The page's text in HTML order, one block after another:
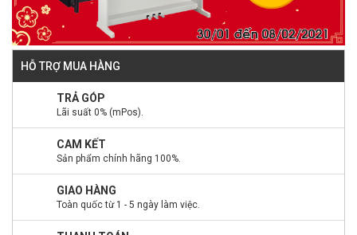
HỖ TRỢ MUA HÀNG
TRẢ GÓP
Lãi suất 0% (mPos).
CAM KẾT
Sản phẩm chính hãng 100%.
GIAO HÀNG
Toàn quốc từ 1 - 5 ngày làm việc.